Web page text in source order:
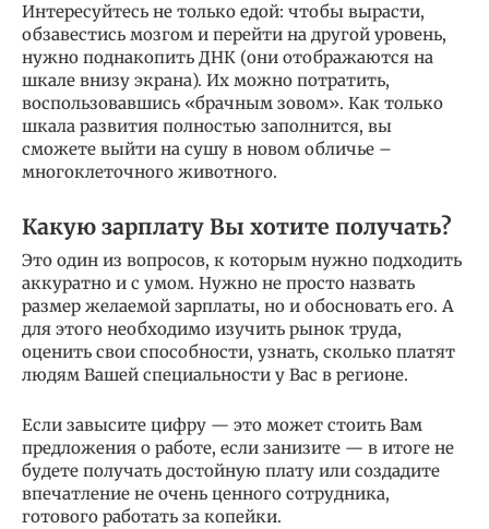
Интересуйтесь не только едой: чтобы вырасти,
обзавестись мозгом и перейти на другой уровень,
нужно поднакопить ДНК (они отображаются на
шкале внизу экрана). Их можно потратить,
воспользовавшись «брачным зовом». Как только
шкала развития полностью заполнится, вы
сможете выйти на сушу в новом обличье –
многоклеточного животного.
Какую зарплату Вы хотите получать?
Это один из вопросов, к которым нужно подходить
аккуратно и с умом. Нужно не просто назвать
размер желаемой зарплаты, но и обосновать его. А
для этого необходимо изучить рынок труда,
оценить свои способности, узнать, сколько платят
людям Вашей специальности у Вас в регионе.
Если завысите цифру — это может стоить Вам
предложения о работе, если занизите — в итоге не
будете получать достойную плату или создадите
впечатление не очень ценного сотрудника,
готового работать за копейки.